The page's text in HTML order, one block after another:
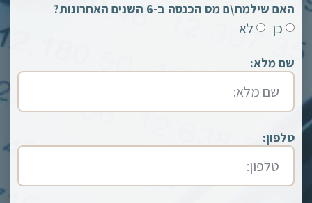
האם שילמת\ם מס הכנסה ב-6 השנים האחרונות?
כן לא
שם מלא:
טלפון: